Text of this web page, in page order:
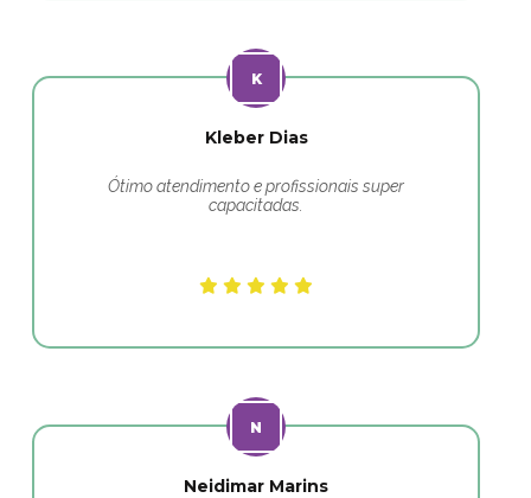
Kleber Dias
Ótimo atendimento e profissionais super
capacitadas.
Neidimar Marins